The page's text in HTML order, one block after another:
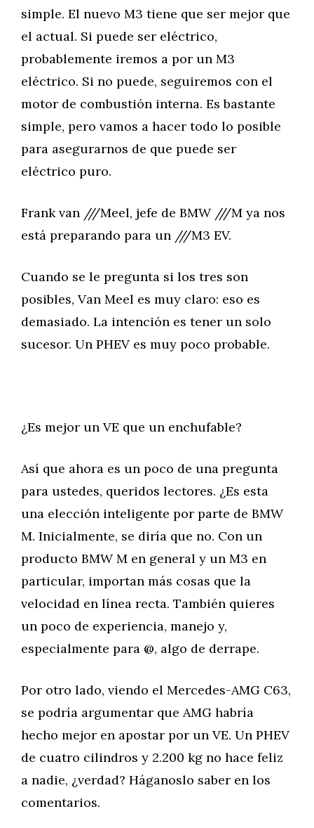
simple. El nuevo M3 tiene que ser mejor que
el actual. Si puede ser eléctrico,
probablemente iremos a por un M3
eléctrico. Si no puede, seguiremos con el
motor de combustión interna. Es bastante
simple, pero vamos a hacer todo lo posible
para asegurarnos de que puede ser
eléctrico puro.
Frank van ///Meel, jefe de BMW ///M ya nos
está preparando para un ///M3 EV.
Cuando se le pregunta si los tres son
posibles, Van Meel es muy claro: eso es
demasiado. La intención es tener un solo
sucesor. Un PHEV es muy poco probable.
¿Es mejor un VE que un enchufable?
Así que ahora es un poco de una pregunta
para ustedes, queridos lectores. ¿Es esta
una elección inteligente por parte de BMW
M. Inicialmente, se diría que no. Con un
producto BMW M en general y un M3 en
particular, importan más cosas que la
velocidad en línea recta. También quieres
un poco de experiencia, manejo y,
especialmente para @, algo de derrape.
Por otro lado, viendo el Mercedes-AMG C63,
se podría argumentar que AMG habría
hecho mejor en apostar por un VE. Un PHEV
de cuatro cilindros y 2.200 kg no hace feliz
a nadie, ¿verdad? Háganoslo saber en los
comentarios.